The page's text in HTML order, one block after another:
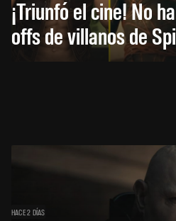
¡Triunfó el cine! No
offs de villanos de
HACE 2 DÍAS